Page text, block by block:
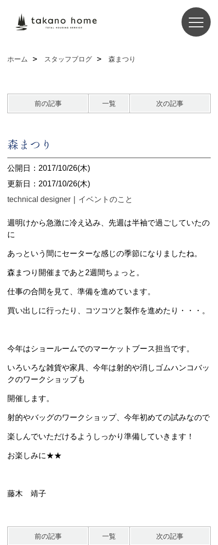
ホーム スタッフブログ 森まつり
前の記事 一覧 次の記事
森まつり
公開日：2017/10/26(木)
更新日：2017/10/26(木)
technical designer
イベントのこと
週明けから急激に冷え込み、先週は半袖で過ごしていたの
に
あっという間にセーターな感じの季節になりましたね。
森まつり開催まであと2週間ちょっと。
仕事の合間を見て、準備を進めています。
買い出しに行ったり、コツコツと製作を進めたり・・・。
今年はショールームでのマーケットブース担当です。
いろいろな雑貨や家具、今年は射的や消しゴムハンコバッ
クのワークショップも
開催します。
射的やバッグのワークショップ、今年初めての試みなので
楽しんでいただけるようしっかり準備していきます！
お楽しみに★★
藤木 靖子
前の記事 一覧 次の記事